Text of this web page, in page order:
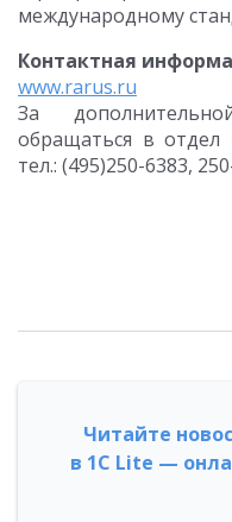
международному
Контактная
www.rarus.ru
За
обращаться в отдел
тел.: (495)250-6383,
Читайте
в 1С Lite —